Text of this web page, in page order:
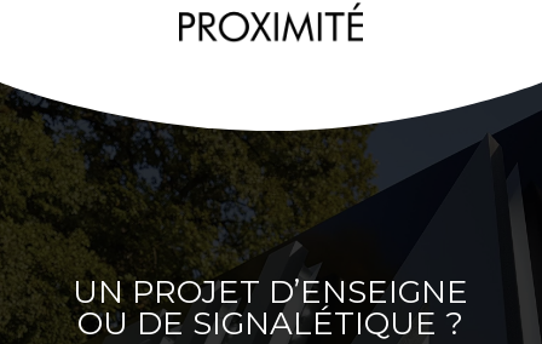
UN PROJET D’ENSEIGNE
OU DE SIGNALÉTIQUE ?